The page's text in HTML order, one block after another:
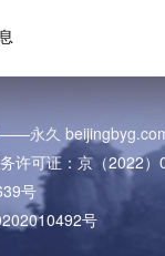
永久
许可证：京（2022）
号
号